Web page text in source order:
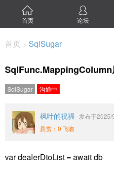
首页 论坛
首页 > SqlSugar
SqlFunc.MappingColumn
SqlSugar 沟通中
枫叶的祝福 发布于2025/
悬赏：0 飞吻
var dealerDtoList = await db